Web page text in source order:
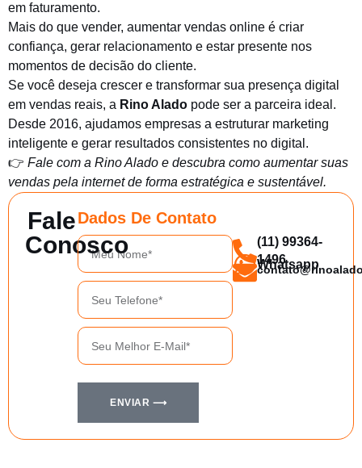
em faturamento.
Mais do que vender, aumentar vendas online é criar
confiança, gerar relacionamento e estar presente nos
momentos de decisão do cliente.
Se você deseja crescer e transformar sua presença digital
em vendas reais, a Rino Alado pode ser a parceira ideal.
Desde 2016, ajudamos empresas a estruturar marketing
inteligente e gerar resultados consistentes no digital.
👉 Fale com a Rino Alado e descubra como aumentar suas
vendas pela internet de forma estratégica e sustentável.
Fale
Conosco
Dados De Contato
Nome*
Telefone
contato
E-
mail
ENVIAR ⟶
(11) 99364-
1496
Whatsapp